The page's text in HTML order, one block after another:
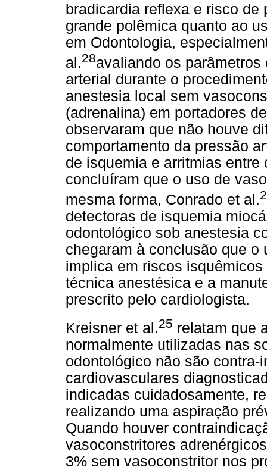
bradicardia reflexa e risco de
grande polêmica quanto ao
em Odontologia,
al.28avaliando os
arterial durante o
anestesia local sem
(adrenalina) em portadores
observaram que não houve
comportamento da pressão
de isquemia e arritmias
concluíram que o uso de
mesma forma, Conrado et al.
detectoras de isquemia
odontológico sob anestesia
chegaram à conclusão que o
implica em riscos
técnica anestésica e a
prescrito pelo cardiologista.
Kreisner et al.25 relatam que
normalmente utilizadas nas
odontológico não são
cardiovasculares
indicadas cuidadosamente,
realizando uma aspiração
Quando houver
vasoconstritores
3% sem vasoconstritor nos